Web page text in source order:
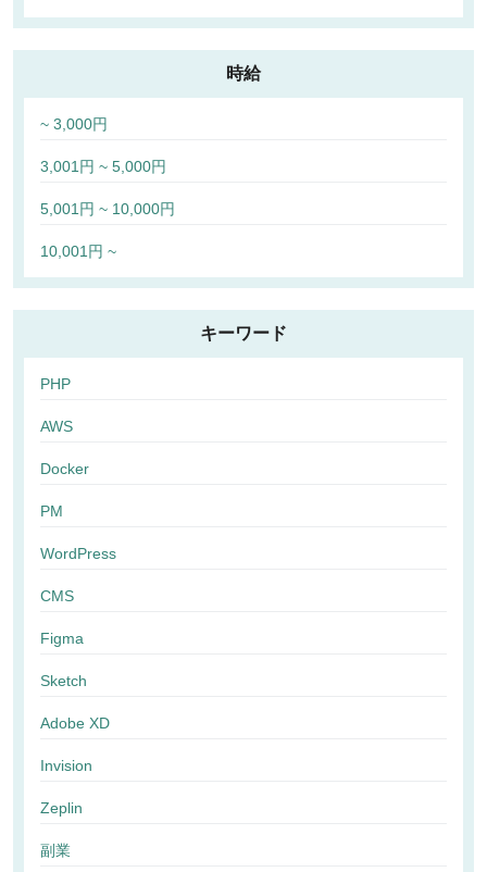
時給
~ 3,000円
3,001円 ~ 5,000円
5,001円 ~ 10,000円
10,001円 ~
キーワード
PHP
AWS
Docker
PM
WordPress
CMS
Figma
Sketch
Adobe XD
Invision
Zeplin
副業